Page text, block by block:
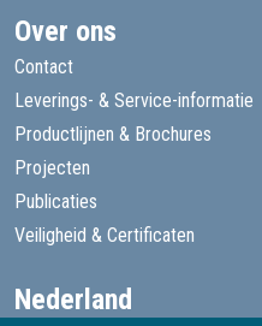
Over ons
Contact
Leverings- & Service-informatie
Productlijnen & Brochures
Projecten
Publicaties
Veiligheid & Certificaten
Nederland